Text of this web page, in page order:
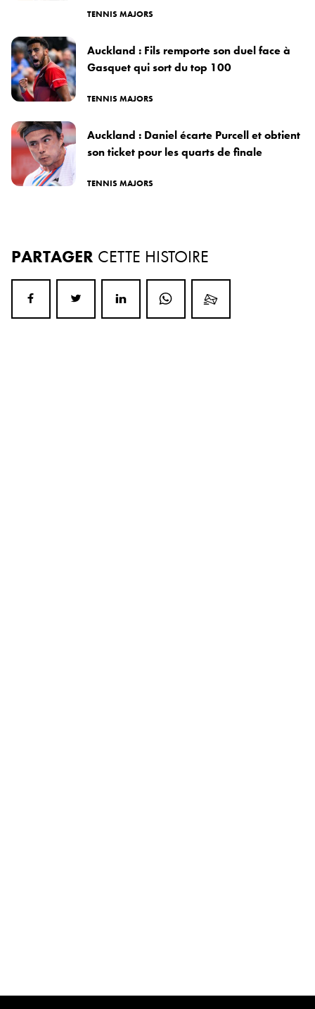
TENNIS MAJORS
Auckland : Fils remporte son duel face à
Gasquet qui sort du top 100
TENNIS MAJORS
Auckland : Daniel écarte Purcell et obtient
son ticket pour les quarts de finale
TENNIS MAJORS
PARTAGER CETTE HISTOIRE